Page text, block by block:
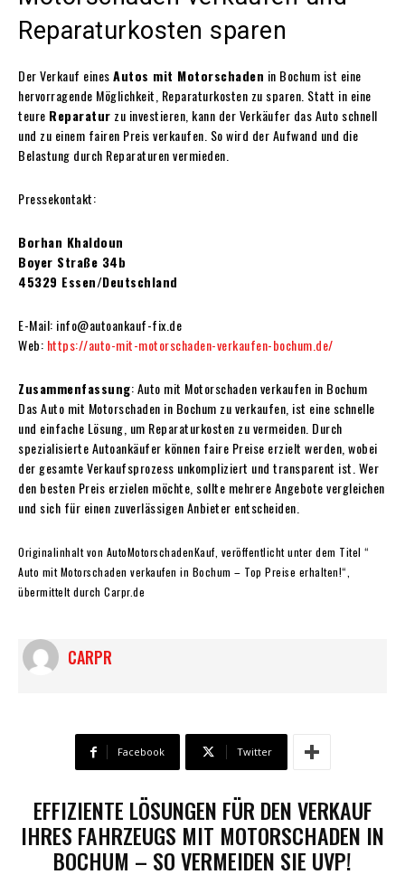
Reparaturkosten sparen
Der Verkauf einesAutos mit Motorschaden in Bochum ist eine
hervorragende Möglichkeit, Reparaturkosten zu sparen. Statt in eine
teure Reparatur zu investieren, kann der Verkäufer das Auto schnell
und zu einem fairen Preis verkaufen. So wird der Aufwand und die
Belastung durch Reparaturen vermieden.
Pressekontakt:
Borhan Khaldoun
Boyer Straße 34b
45329 Essen/Deutschland
E-Mail: info@autoankauf-fix.de
Web: https://auto-mit-motorschaden-verkaufen-bochum.de/
Zusammenfassung: Auto mit Motorschaden verkaufen in Bochum
Das Auto mit Motorschaden in Bochum zu verkaufen, ist eine schnelle
und einfache Lösung, um Reparaturkosten zu vermeiden. Durch
spezialisierte Autoankäufer können faire Preise erzielt werden, wobei
der gesamte Verkaufsprozess unkompliziert und transparent ist. Wer
den besten Preis erzielen möchte, sollte mehrere Angebote vergleichen
und sich für einen zuverlässigen Anbieter entscheiden.
Originalinhalt von AutoMotorschadenKauf, veröffentlicht unter dem Titel “
Auto mit Motorschaden verkaufen in Bochum – Top Preise erhalten!“,
übermittelt durch Carpr.de
CARPR
Facebook Twitter
EFFIZIENTE LÖSUNGEN FÜR DEN VERKAUF
IHRES FAHRZEUGS MIT MOTORSCHADEN IN
BOCHUM – SO VERMEIDEN SIE UVP!